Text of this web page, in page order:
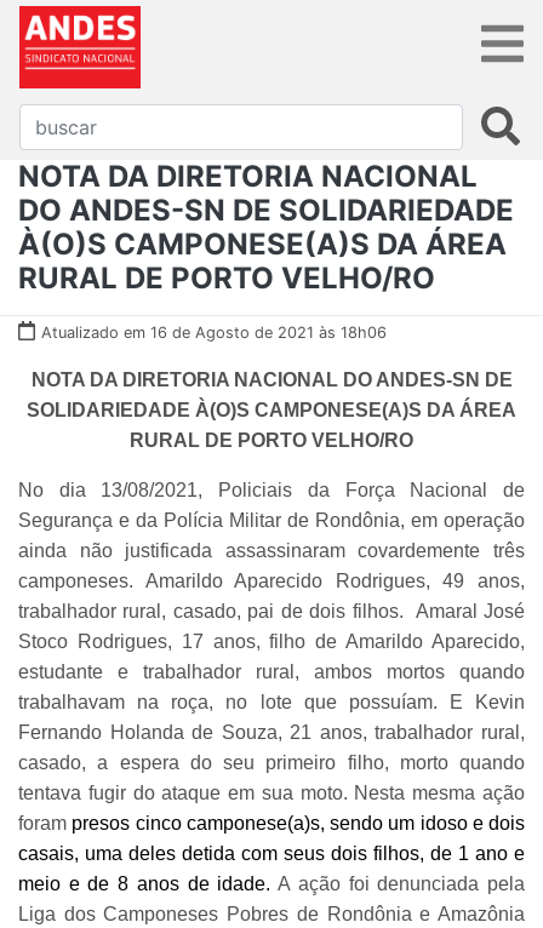
NOTA DA DIRETORIA NACIONAL
DO ANDES-SN DE SOLIDARIEDADE
À(O)S CAMPONESE(A)S DA ÁREA
RURAL DE PORTO VELHO/RO
Atualizado em 16 de Agosto de 2021 às 18h06
NOTA DA DIRETORIA NACIONAL DO ANDES-SN DE
SOLIDARIEDADE À(O)S CAMPONESE(A)S DA ÁREA
RURAL DE PORTO VELHO/RO
No dia 13/08/2021, Policiais da Força Nacional de
Segurança e da Polícia Militar de Rondônia, em operação
ainda não justificada assassinaram covardemente três
camponeses. Amarildo Aparecido Rodrigues, 49 anos,
trabalhador rural, casado, pai de dois filhos. Amaral José
Stoco Rodrigues, 17 anos, filho de Amarildo Aparecido,
estudante e trabalhador rural, ambos mortos quando
trabalhavam na roça, no lote que possuíam. E Kevin
Fernando Holanda de Souza, 21 anos, trabalhador rural,
casado, a espera do seu primeiro filho, morto quando
tentava fugir do ataque em sua moto. Nesta mesma ação
foram presos cinco camponese(a)s, sendo um idoso e dois
casais, uma deles detida com seus dois filhos, de 1 ano e
meio e de 8 anos de idade. A ação foi denunciada pela
Liga dos Camponeses Pobres de Rondônia e Amazônia